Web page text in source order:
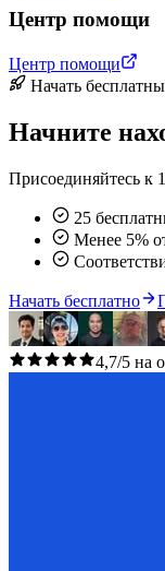
Центр помощи
Центр помощи
Начать
Начните
Присоединяйтесь к
25
Менее 5%
Начать бесплатно
4,7/5 на